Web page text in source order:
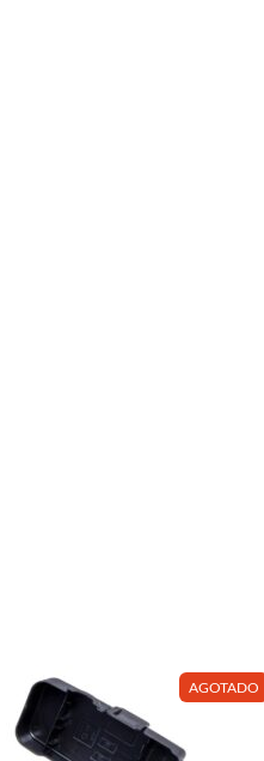
AGOTADO